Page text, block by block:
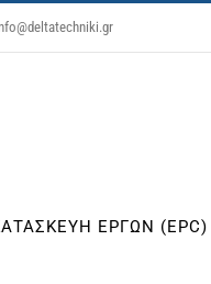
ΕΡΓΩΝ (EPC)